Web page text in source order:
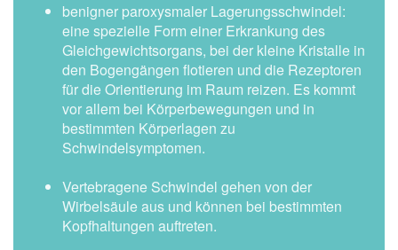
benigner paroxysmaler Lagerungsschwindel:
eine spezielle Form einer Erkrankung des
Gleichgewichtsorgans, bei der kleine Kristalle in
den Bogengängen flotieren und die Rezeptoren
für die Orientierung im Raum reizen. Es kommt
vor allem bei Körperbewegungen und in
bestimmten Körperlagen zu
Schwindelsymptomen.
Vertebragene Schwindel gehen von der
Wirbelsäule aus und können bei bestimmten
Kopfhaltungen auftreten.